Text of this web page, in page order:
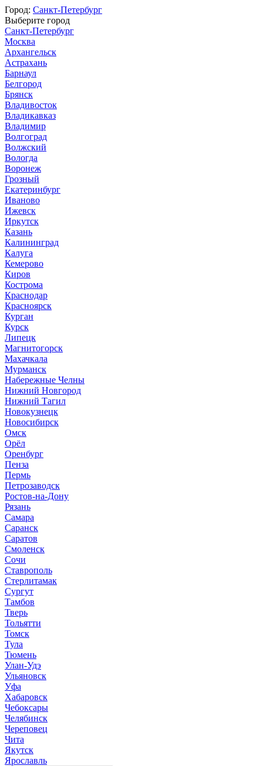
Город: Санкт-Петербург
Выберите город
Санкт-Петербург
Москва
Архангельск
Астрахань
Барнаул
Белгород
Брянск
Владивосток
Владикавказ
Владимир
Волгоград
Волжский
Вологда
Воронеж
Грозный
Екатеринбург
Иваново
Ижевск
Иркутск
Казань
Калининград
Калуга
Кемерово
Киров
Кострома
Краснодар
Красноярск
Курган
Курск
Липецк
Магнитогорск
Махачкала
Мурманск
Набережные Челны
Нижний Новгород
Нижний Тагил
Новокузнецк
Новосибирск
Омск
Орёл
Оренбург
Пенза
Пермь
Петрозаводск
Ростов-на-Дону
Рязань
Самара
Саранск
Саратов
Смоленск
Сочи
Ставрополь
Стерлитамак
Сургут
Тамбов
Тверь
Тольятти
Томск
Тула
Тюмень
Улан-Удэ
Ульяновск
Уфа
Хабаровск
Чебоксары
Челябинск
Череповец
Чита
Якутск
Ярославль